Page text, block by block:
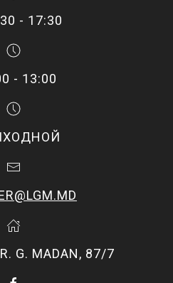
- 17:30
- 13:00
G. MADAN, 87/7